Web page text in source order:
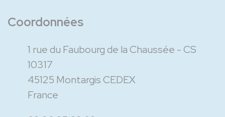
Coordonnées
1 rue du Faubourg de la Chaussée - CS
10317
45125 Montargis CEDEX
France